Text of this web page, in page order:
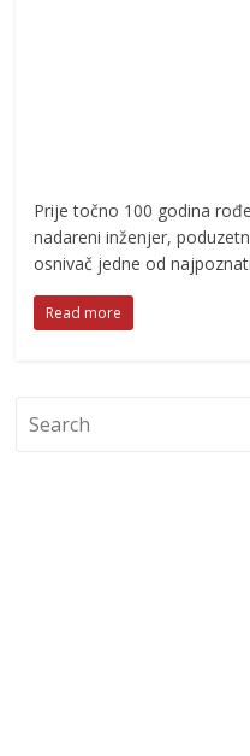
Prije točno 100 godina
nadareni inženjer,
osnivač jedne od
Read more